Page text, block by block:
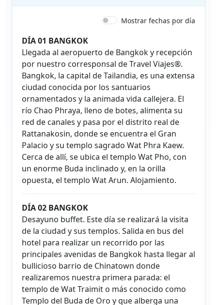
Mostrar fechas por día
DÍA 01 BANGKOK
Llegada al aeropuerto de Bangkok y recepción
por nuestro corresponsal de Travel Viajes®.
Bangkok, la capital de Tailandia, es una extensa
ciudad conocida por los santuarios
ornamentados y la animada vida callejera. El
río Chao Phraya, lleno de botes, alimenta su
red de canales y pasa por el distrito real de
Rattanakosin, donde se encuentra el Gran
Palacio y su templo sagrado Wat Phra Kaew.
Cerca de allí, se ubica el templo Wat Pho, con
un enorme Buda inclinado y, en la orilla
opuesta, el templo Wat Arun. Alojamiento.
DÍA 02 BANGKOK
Desayuno buffet. Este día se realizará la visita
de la ciudad y sus templos. Salida en bus del
hotel para realizar un recorrido por las
principales avenidas de Bangkok hasta llegar al
bullicioso barrio de Chinatown donde
realizaremos nuestra primera parada: el
templo de Wat Traimit o más conocido como
Templo del Buda de Oro y que alberga una